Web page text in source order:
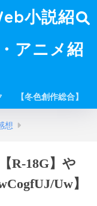
小説紹
アニメ紹
【冬色創作総合】
想
R-18G】や
Uw】